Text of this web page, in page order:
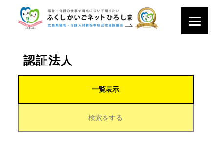
認証法人
一覧表示
検索をする